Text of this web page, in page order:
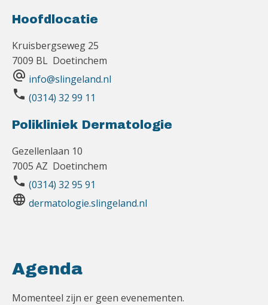
Hoofdlocatie
Kruisbergseweg 25
7009 BL Doetinchem
alternate_email info@slingeland.nl
phone (0314) 32 99 11
Polikliniek Dermatologie
Gezellenlaan 10
7005 AZ Doetinchem
phone (0314) 32 95 91
language dermatologie.slingeland.nl
Agenda
Momenteel zijn er geen evenementen.